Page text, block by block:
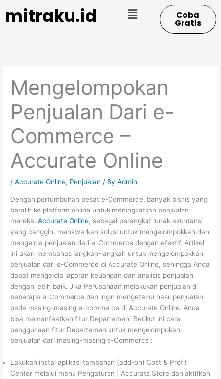
mitraku.id Menu Coba
Gratis
Mengelompokan
Penjualan Dari e-
Commerce –
Accurate Online
/Accurate Online, Penjualan / ByAdmin
Dengan pertumbuhan pesat e-Commerce, banyak bisnis yang
beralih ke platform online untuk meningkatkan penjualan
mereka.Accurate Online, sebagai perangkat lunak akuntansi
yang canggih, menawarkan solusi untuk mengelompokkan dan
mengelola penjualan dari e-Commerce dengan efektif. Artikel
ini akan membahas langkah-langkah untuk mengelompokkan
penjualan dari e-Commerce di Accurate Online, sehingga Anda
dapat mengelola laporan keuangan dan analisis penjualan
dengan lebih baik. Jika Perusahaan melakukan penjualan di
beberapa e-Commerce dan ingin mengetahui hasil penjualan
pada masing-masing e-commerce di Accurate Online. Anda
bisa memanfaatkan fitur Departemen. Berikut ini cara
penggunaan fitur Departemen untuk mengelompokan
penjualan dari masing-masing e-Commerce :
Lakukan instal aplikasi tambahan (add-on) Cost & Profit
Center melalui menu Pengaturan | Accurate Store dan aktifkan